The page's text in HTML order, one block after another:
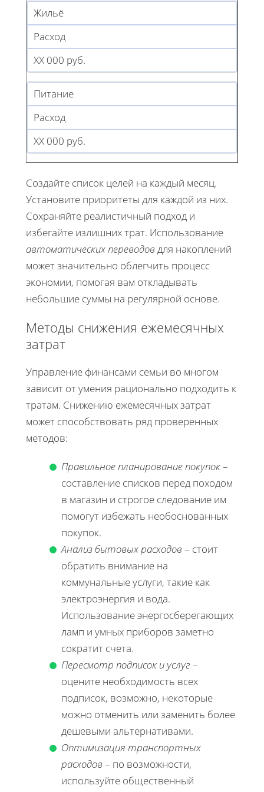
Жильё
Расход
XX 000 руб.
Питание
Расход
XX 000 руб.
Создайте список целей на каждый месяц.
Установите приоритеты для каждой из них.
Сохраняйте реалистичный подход и
избегайте излишних трат. Использование
автоматических переводов для накоплений
может значительно облегчить процесс
экономии, помогая вам откладывать
небольшие суммы на регулярной основе.
Методы снижения ежемесячных
затрат
Управление финансами семьи во многом
зависит от умения рационально подходить к
тратам. Снижению ежемесячных затрат
может способствовать ряд проверенных
методов:
Правильное планирование покупок–
составление списков перед походом
в магазин и строгое следование им
помогут избежать необоснованных
покупок.
Анализ бытовых расходов – стоит
обратить внимание на
коммунальные услуги, такие как
электроэнергия и вода.
Использование энергосберегающих
ламп и умных приборов заметно
сократит счета.
Пересмотр подписок и услуг –
оцените необходимость всех
подписок, возможно, некоторые
можно отменить или заменить более
дешевыми альтернативами.
Оптимизация транспортных
расходов – по возможности,
используйте общественный